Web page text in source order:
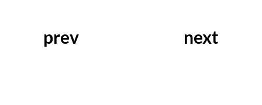
prev next